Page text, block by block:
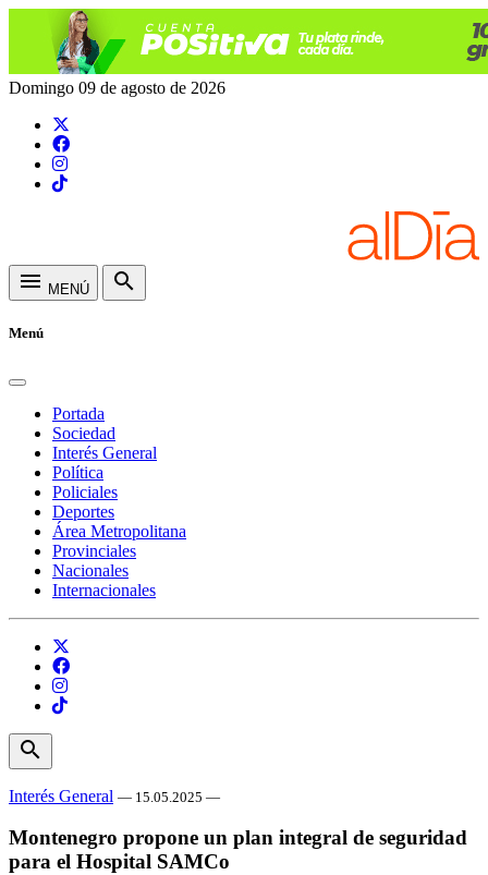
Domingo 09 de agosto de 2026
menu MENÚ search
Menú
Portada
Sociedad
Interés General
Política
Policiales
Deportes
Área Metropolitana
Provinciales
Nacionales
Internacionales
search
Interés General — 15.05.2025 —
Montenegro propone un plan integral de seguridad
para el Hospital SAMCo